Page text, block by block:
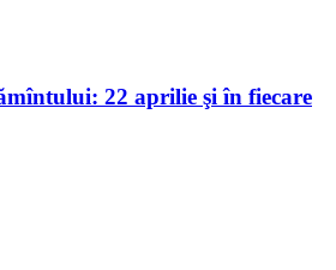
22 aprilie şi în fiecare